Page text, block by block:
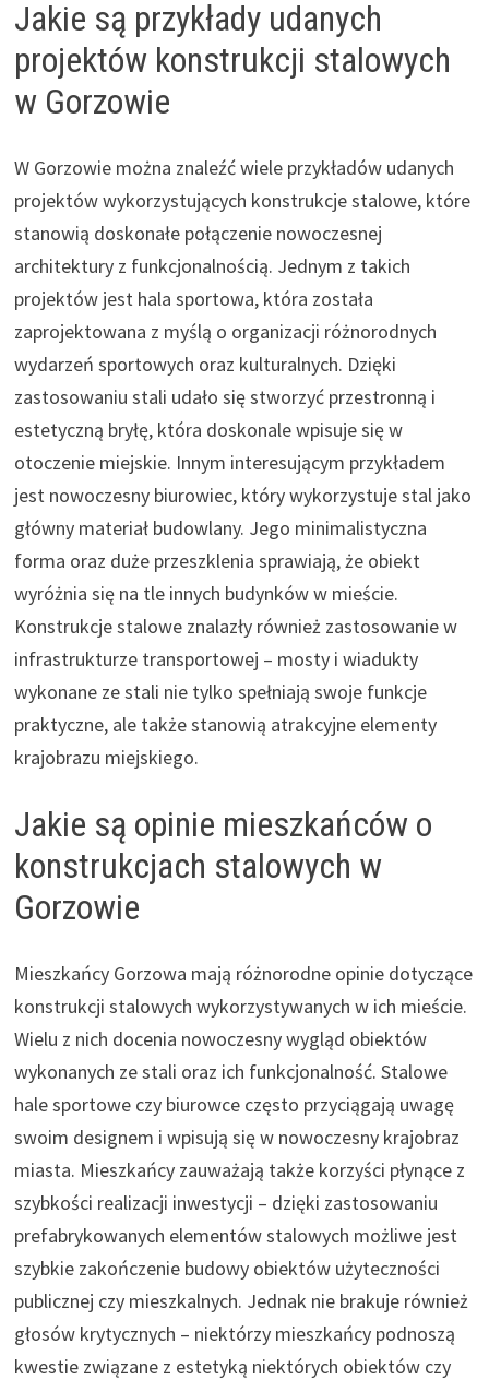
Jakie są przykłady udanych
projektów konstrukcji stalowych
w Gorzowie
W Gorzowie można znaleźć wiele przykładów udanych
projektów wykorzystujących konstrukcje stalowe, które
stanowią doskonałe połączenie nowoczesnej
architektury z funkcjonalnością. Jednym z takich
projektów jest hala sportowa, która została
zaprojektowana z myślą o organizacji różnorodnych
wydarzeń sportowych oraz kulturalnych. Dzięki
zastosowaniu stali udało się stworzyć przestronną i
estetyczną bryłę, która doskonale wpisuje się w
otoczenie miejskie. Innym interesującym przykładem
jest nowoczesny biurowiec, który wykorzystuje stal jako
główny materiał budowlany. Jego minimalistyczna
forma oraz duże przeszklenia sprawiają, że obiekt
wyróżnia się na tle innych budynków w mieście.
Konstrukcje stalowe znalazły również zastosowanie w
infrastrukturze transportowej – mosty i wiadukty
wykonane ze stali nie tylko spełniają swoje funkcje
praktyczne, ale także stanowią atrakcyjne elementy
krajobrazu miejskiego.
Jakie są opinie mieszkańców o
konstrukcjach stalowych w
Gorzowie
Mieszkańcy Gorzowa mają różnorodne opinie dotyczące
konstrukcji stalowych wykorzystywanych w ich mieście.
Wielu z nich docenia nowoczesny wygląd obiektów
wykonanych ze stali oraz ich funkcjonalność. Stalowe
hale sportowe czy biurowce często przyciągają uwagę
swoim designem i wpisują się w nowoczesny krajobraz
miasta. Mieszkańcy zauważają także korzyści płynące z
szybkości realizacji inwestycji – dzięki zastosowaniu
prefabrykowanych elementów stalowych możliwe jest
szybkie zakończenie budowy obiektów użyteczności
publicznej czy mieszkalnych. Jednak nie brakuje również
głosów krytycznych – niektórzy mieszkańcy podnoszą
kwestie związane z estetyką niektórych obiektów czy